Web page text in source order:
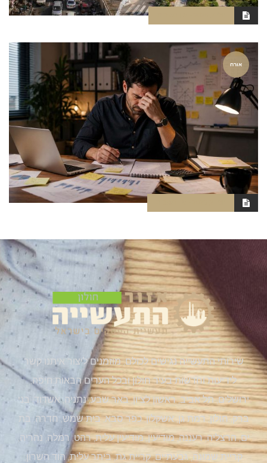
אורח
שירותי התעשייה נגישים לכולם, מוזמנים ליצור איתנו קשר
לידיעות וחדשות בעיר חולון ובכל הערים הבאות:חיפה,
ירושלים, תל אביב, ראשון לציון, באר שבע, נתניה, אשדוד, בני
ברק, חולון, רמת גן, אשקלון, כפר סבא, בית שמש, חדרה, בת
ים, הרצליה, רעננה, מודיעין, מודיעין עלית, רהט, רמלה, נהריה,
קריית שמונה, גבעתיים, קריית גת, ביתר עלית, הוד השרון,